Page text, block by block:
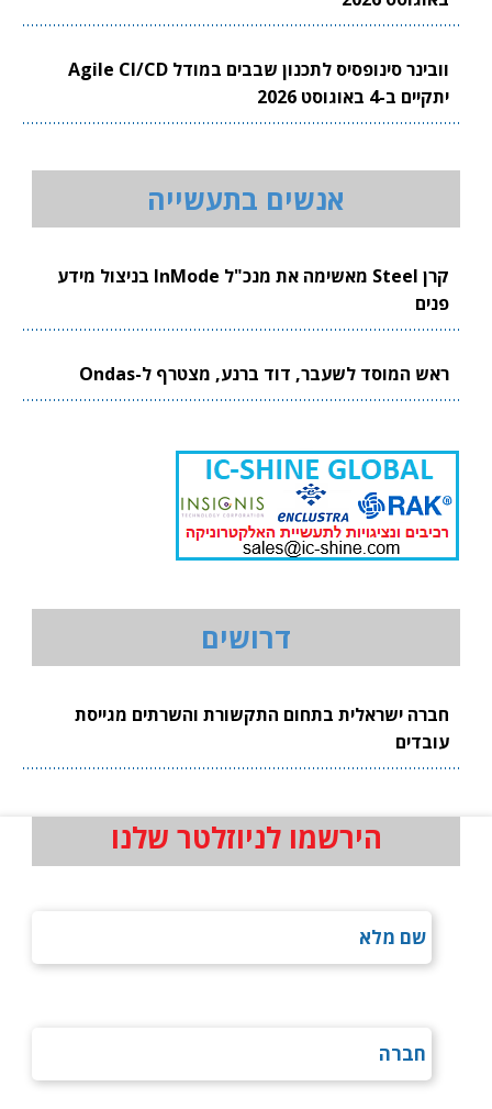
וובינר סינופסיס לתכנון שבבים במודל Agile CI/CD
יתקיים ב-4 באוגוסט 2026
אנשים בתעשייה
קרן Steel מאשימה את מנכ"ל InMode בניצול מידע
פנים
ראש המוסד לשעבר, דוד ברנע, מצטרף ל-Ondas
דרושים
חברה ישראלית בתחום התקשורת והשרתים מגייסת
עובדים
הירשמו לניוזלטר שלנו